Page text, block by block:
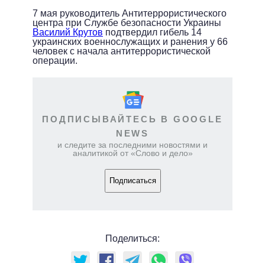
7 мая руководитель Антитеррористического
центра при Службе безопасности Украины
Василий Крутов подтвердил гибель 14
украинских военнослужащих и ранения у 66
человек с начала антитеррористической
операции.
ПОДПИСЫВАЙТЕСЬ В GOOGLE
NEWS
и следите за последними новостями и
аналитикой от «Слово и дело»
Подписаться
Поделиться: